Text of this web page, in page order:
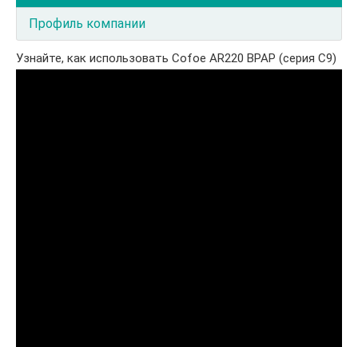
Профиль компании
Узнайте, как использовать Cofoe AR220 BPAP (серия C9)